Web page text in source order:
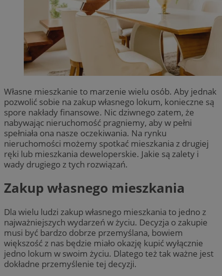
Własne mieszkanie to marzenie wielu osób. Aby jednak
pozwolić sobie na zakup własnego lokum, konieczne są
spore nakłady finansowe. Nic dziwnego zatem, że
nabywając nieruchomość pragniemy, aby w pełni
spełniała ona nasze oczekiwania. Na rynku
nieruchomości możemy spotkać mieszkania z drugiej
ręki lub mieszkania deweloperskie. Jakie są zalety i
wady drugiego z tych rozwiązań.
Zakup własnego mieszkania
Dla wielu ludzi zakup własnego mieszkania to jedno z
najważniejszych wydarzeń w życiu. Decyzja o zakupie
musi być bardzo dobrze przemyślana, bowiem
większość z nas będzie miało okazję kupić wyłącznie
jedno lokum w swoim życiu. Dlatego też tak ważne jest
dokładne przemyślenie tej decyzji.